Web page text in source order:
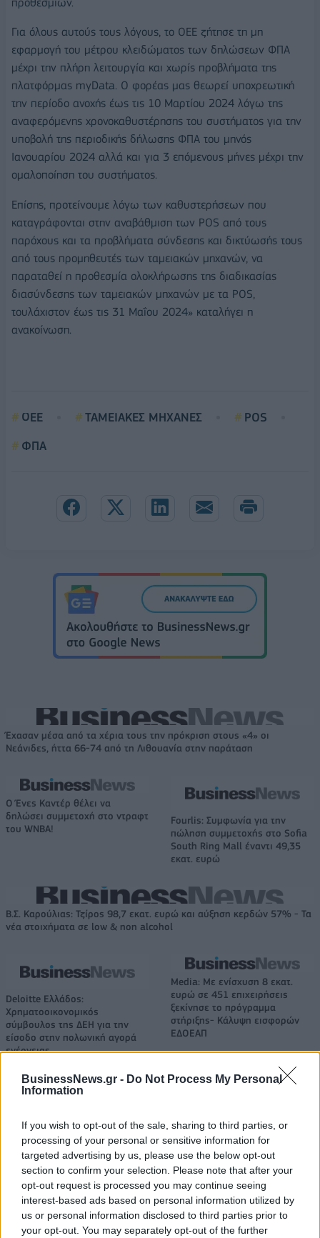
BusinessNews.gr - Do Not Process My Personal
Information
If you wish to opt-out of the sale, sharing to third parties, or
processing of your personal or sensitive information for
targeted advertising by us, please use the below opt-out
section to confirm your selection. Please note that after your
opt-out request is processed you may continue seeing
interest-based ads based on personal information utilized by
us or personal information disclosed to third parties prior to
your opt-out. You may separately opt-out of the further
Για όλους αυτούς τους λόγους, το ΟΕΕ ζήτησε τη μη
εφαρμογή του μέτρου κλειδώματος των δηλώσεων ΦΠΑ
μέχρι την πλήρη λειτουργία και χωρίς προβλήματα της
πλατφόρμας myData. Ο φορέας μας θεωρεί υποχρεωτική
την περίοδο ανοχής έως τις 10 Μαρτίου 2024 λόγω της
αναφερόμενης χρονοκαθυστέρησης του συστήματος για την
υποβολή της περιοδικής δήλωσης ΦΠΑ του μηνός
Ιανουαρίου 2024 αλλά και για 3 επόμενους μήνες μέχρι την
ομαλοποίηση του συστήματος.
Επίσης, προτείνoυμε λόγω των καθυστερήσεων που
καταγράφονται στην αναβάθμιση των POS από τους
παρόχους και τα προβλήματα σύνδεσης και δικτύωσής τους
από τους προμηθευτές των ταμειακών μηχανών, να
παραταθεί η προθεσμία ολοκλήρωσης της διαδικασίας
διασύνδεσης των ταμειακών μηχανών με τα POS,
τουλάχιστον έως τις 31 Μαΐου 2024» καταλήγει η
ανακοίνωση.
ΟΕΕ ΤΑΜΕΙΑΚΕΣ ΜΗΧΑΝΕΣ
POS
ΦΠΑ
Έχασαν μέσα από τα χέρια τους την πρόκριση στους «4» οι
Νεάνιδες, ήττα 66-74 από τη Λιθουανία στην παράταση
Ο Ένες Καντέρ θέλει να
δηλώσει συμμετοχή στο ντραφτ
του WNBA!
Fourlis: Συμφωνία για την
πώληση συμμετοχής στο Sofia
South Ring Mall έναντι 49,35
εκατ. ευρώ
Β.Σ. Καρούλιας: Τζίρος 98,7 εκατ. ευρώ και αύξηση κερδών 57% - Τα
νέα στοιχήματα σε low & non alcohol
Deloitte Ελλάδος:
Χρηματοοικονομικός
σύμβουλος της ΔΕΗ για την
είσοδο στην πολωνική αγορά
ενέργειας
Media: Με ενίσχυση 8 εκατ.
ευρώ σε 451 επιχειρήσεις
ξεκίνησε το πρόγραμμα
στήριξης- Κάλυψη εισφορών
ΕΔΟΕΑΠ
Η Toyota φέρνει νέα γενιά
μπαταριών για τα υβριδικά της
Σε κινεζική… πολιορκία η
ευρωπαϊκή
αυτοκινητοβιομηχανία